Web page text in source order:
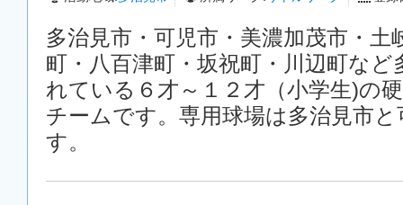
多治見市・可児市・美濃加茂市・土
町・八百津町・坂祝町・川辺町な
れている６才～１２才（小学生)の
チームです。専用球場は多治見市
す。